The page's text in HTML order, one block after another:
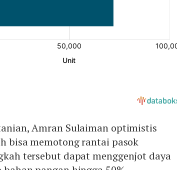
Amran Sulaiman optimistis
bisa memotong rantai pasok
tersebut dapat menggenjot daya